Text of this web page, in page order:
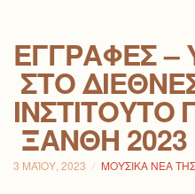
ΕΓΓΡΑΦΈΣ –
ΣΤΟ
ΙΝΣΤΙΤΟΎΤΟ
ΞΆΝΘΗ 2023
3 ΜΑΪ́ΟΥ, 2023 ΜΟΥΣΙΚΆ ΝΈΑ